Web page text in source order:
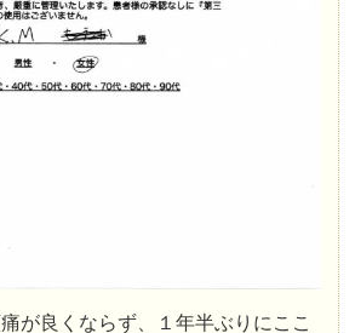
が良くならず、１年半ぶりにここ